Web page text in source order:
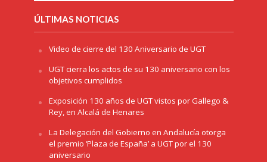
ÚLTIMAS NOTICIAS
Video de cierre del 130 Aniversario de UGT
UGT cierra los actos de su 130 aniversario con los
objetivos cumplidos
Exposición 130 años de UGT vistos por Gallego &
Rey, en Alcalá de Henares
La Delegación del Gobierno en Andalucía otorga
el premio ‘Plaza de España’ a UGT por el 130
aniversario